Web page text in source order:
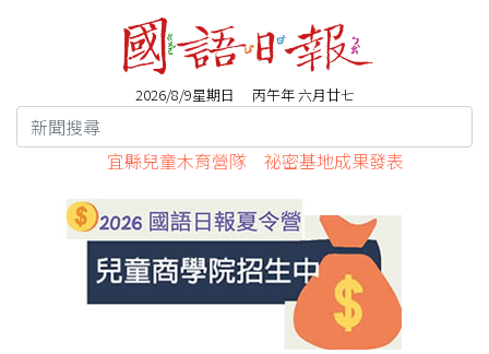
2026/8/9星期日 丙午年 六月廿七
宜縣兒童木育營隊 祕密基地成果發表